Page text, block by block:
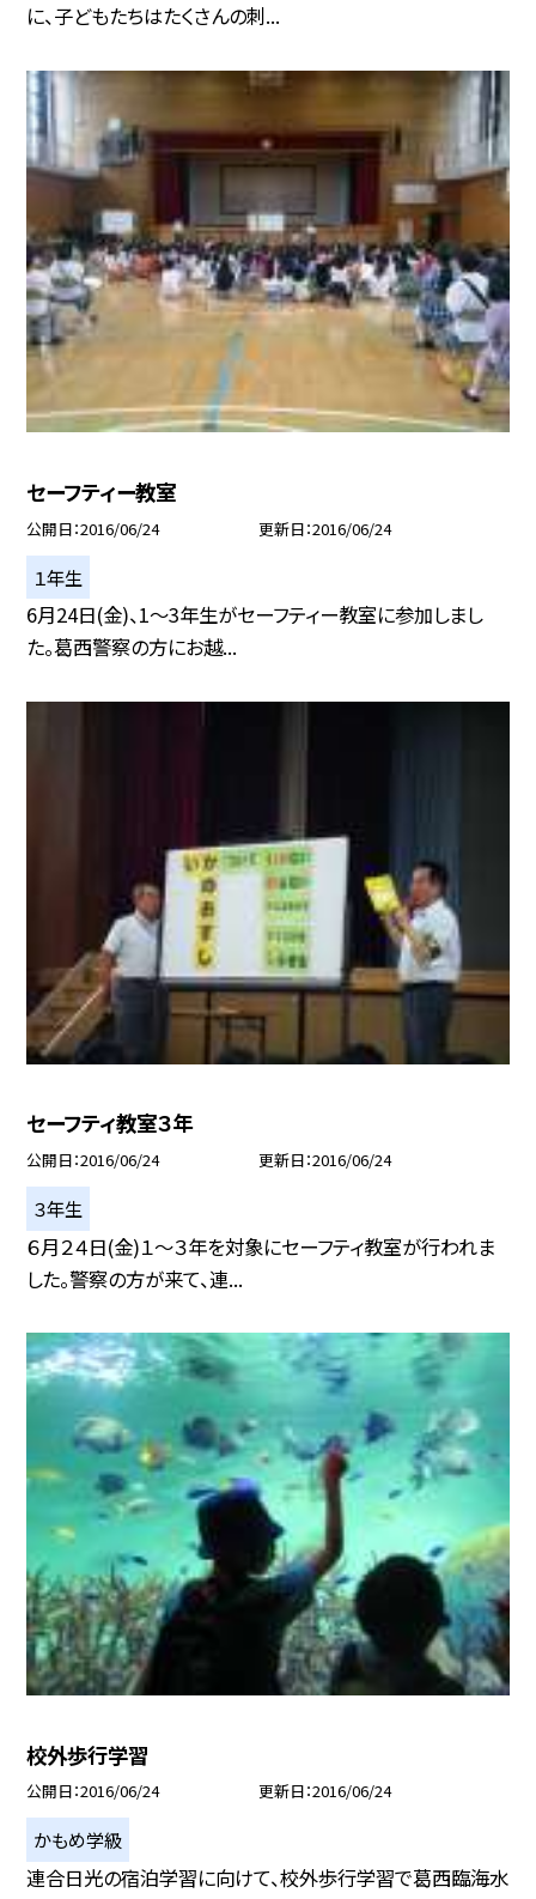
に、子どもたちはたくさんの刺...
セーフティー教室
公開日 2016/06/24 更新日 2016/06/24
１年生
6月24日(金)、1〜3年生がセーフティー教室に参加しまし
た。葛西警察の方にお越...
セーフティ教室３年
公開日 2016/06/24 更新日 2016/06/24
３年生
６月２４日(金)１〜３年を対象にセーフティ教室が行われま
した。警察の方が来て、連...
校外歩行学習
公開日 2016/06/24 更新日 2016/06/24
かもめ学級
連合日光の宿泊学習に向けて、校外歩行学習で葛西臨海水